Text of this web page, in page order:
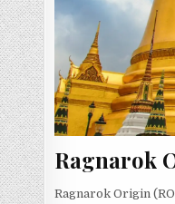
Ragnarok
Ragnarok Origin